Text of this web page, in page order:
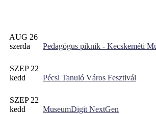
AUG 26
szerda
Pedagógus piknik - Kecskeméti
SZEP 22
kedd
Pécsi Tanuló Város Fesztivál
SZEP 22
kedd
MuseumDigit NextGen